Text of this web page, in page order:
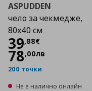
ASPUDDEN
чело за чекмедже,
80x40 см
39,88€
Цена
78,00лв
200 точки
Не е налично онлайн